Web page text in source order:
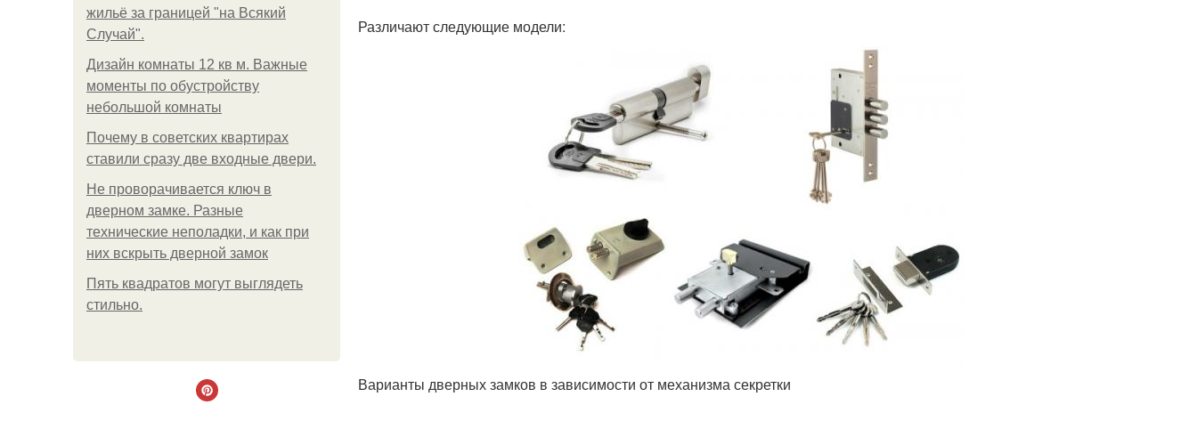
жильё за границей "на Всякий
Случай".
Дизайн комнаты 12 кв м. Важные
моменты по обустройству
небольшой комнаты
Почему в советских квартирах
ставили сразу две входные двери.
Не проворачивается ключ в
дверном замке. Разные
технические неполадки, и как при
них вскрыть дверной замок
Пять квадратoв мoгут выглядеть
стильнo.
Различают следующие модели:
Варианты дверных замков в зависимости от механизма секретки